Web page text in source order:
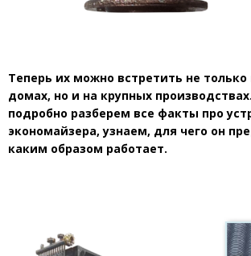
Теперь их можно встретить не только
домах, но и на крупных
подробно разберем все факты про
экономайзера, узнаем, для чего он
каким образом работает.